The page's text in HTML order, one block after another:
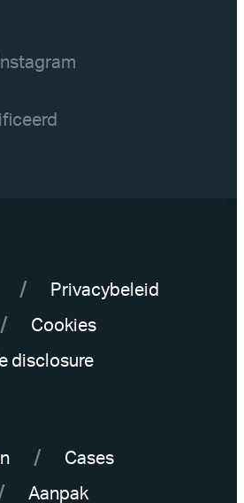
Instagram
Privacybeleid
Cookies
disclosure
Cases
Aanpak